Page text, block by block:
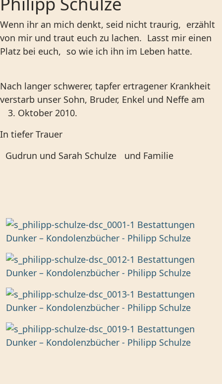
Wenn ihr an mich denkt, seid nicht traurig, erzählt
von mir und traut euch zu lachen. Lasst mir einen
Platz bei euch, so wie ich ihn im Leben hatte.
Nach langer schwerer, tapfer ertragener Krankheit
verstarb unser Sohn, Bruder, Enkel und Neffe am
3. Oktober 2010.
In tiefer Trauer
Gudrun und Sarah Schulze und Familie